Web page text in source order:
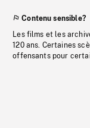
Contenu sensible?
Les films et les
120 ans. Certaines
offensants pour